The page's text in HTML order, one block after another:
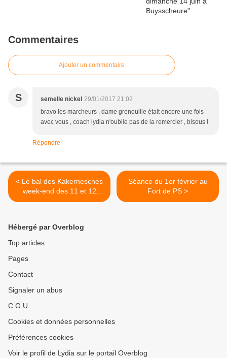
Commentaires
Ajouter un commentaire
S semelle nickel 29/01/2017 21:02
bravo les marcheurs , dame grenouille était encore une fois
avec vous , coach lydia n'oublie pas de la remercier , bisous !
Répondre
< Le bal des Kakernesches
week-end des 11 et 12
février
Séance du 1er février au
Fort de PS >
Hébergé par Overblog
Top articles
Pages
Contact
Signaler un abus
C.G.U.
Cookies et données personnelles
Préférences cookies
Voir le profil de Lydia sur le portail Overblog